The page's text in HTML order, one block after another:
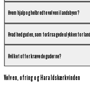
Hvem hjalp og helbredte vølven i landsbyen?
Hvad hed guden, som forårsagede ulykken for
Hvilket offer krævede guderne?
Vølven, ofring og Haraldskærkvinden